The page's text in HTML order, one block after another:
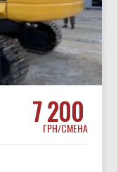
7 200
ГРН/СМЕНА